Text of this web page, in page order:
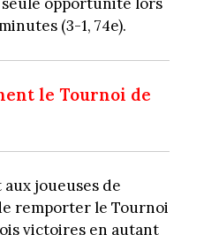
(3-1, 74e).
le Tournoi de
joueuses de
remporter le Tournoi
victoires en autant